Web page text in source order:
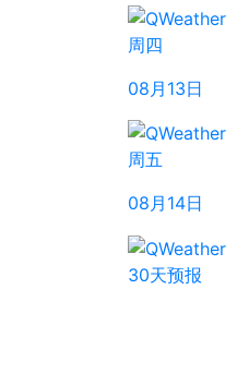
周四
08月13日
周五
08月14日
30天预报